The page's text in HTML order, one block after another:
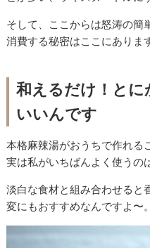
そして、ここからは怒涛の簡
消費する秘密はここにありま
和えるだけ！と
いいんです
本格麻辣湯がおうちで作れる
実は私がいちばんよく使うの
淡白な食材と組み合わせると
変にもおすすめなんですよ〜。